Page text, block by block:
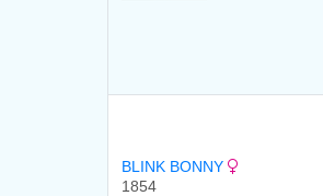
BLINK BONNY
1854